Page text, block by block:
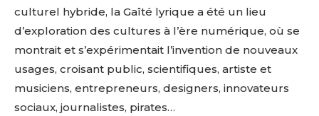
culturel hybride, la Gaîté lyrique a été un lieu
d’exploration des cultures à l’ère numérique, où se
montrait et s’expérimentait l’invention de nouveaux
usages, croisant public, scientifiques, artiste et
musiciens, entrepreneurs, designers, innovateurs
sociaux, journalistes, pirates…